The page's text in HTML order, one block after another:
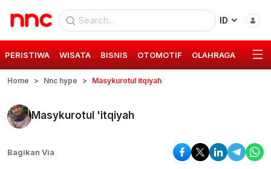
ID
PERISTIWA WISATA BISNIS OTOMOTIF OLAHRAGA GAYA
Home Nnc hype Masykurotul itqiyah
Masykurotul 'itqiyah
Bagikan Via